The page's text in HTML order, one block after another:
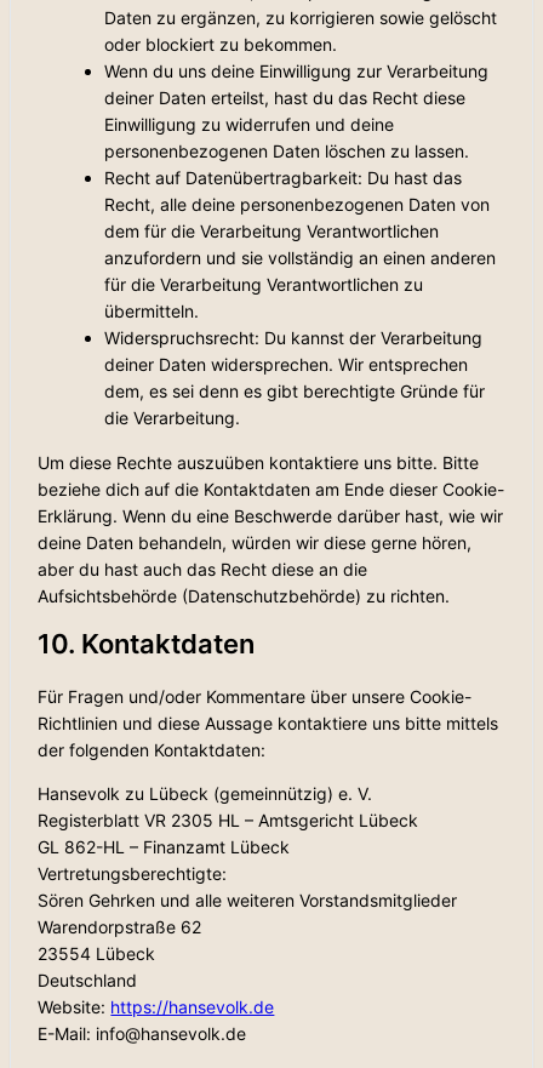
Daten zu ergänzen, zu korrigieren sowie gelöscht
oder blockiert zu bekommen.
Wenn du uns deine Einwilligung zur Verarbeitung
deiner Daten erteilst, hast du das Recht diese
Einwilligung zu widerrufen und deine
personenbezogenen Daten löschen zu lassen.
Recht auf Datenübertragbarkeit: Du hast das
Recht, alle deine personenbezogenen Daten von
dem für die Verarbeitung Verantwortlichen
anzufordern und sie vollständig an einen anderen
für die Verarbeitung Verantwortlichen zu
übermitteln.
Widerspruchsrecht: Du kannst der Verarbeitung
deiner Daten widersprechen. Wir entsprechen
dem, es sei denn es gibt berechtigte Gründe für
die Verarbeitung.
Um diese Rechte auszuüben kontaktiere uns bitte. Bitte
beziehe dich auf die Kontaktdaten am Ende dieser Cookie-
Erklärung. Wenn du eine Beschwerde darüber hast, wie wir
deine Daten behandeln, würden wir diese gerne hören,
aber du hast auch das Recht diese an die
Aufsichtsbehörde (Datenschutzbehörde) zu richten.
10. Kontaktdaten
Für Fragen und/oder Kommentare über unsere Cookie-
Richtlinien und diese Aussage kontaktiere uns bitte mittels
der folgenden Kontaktdaten:
Hansevolk zu Lübeck (gemeinnützig) e. V.
Registerblatt VR 2305 HL – Amtsgericht Lübeck
GL 862-HL – Finanzamt Lübeck
Vertretungsberechtigte:
Sören Gehrken und alle weiteren Vorstandsmitglieder
Warendorpstraße 62
23554 Lübeck
Deutschland
Website: https://hansevolk.de
E-Mail: info@hansevolk.de